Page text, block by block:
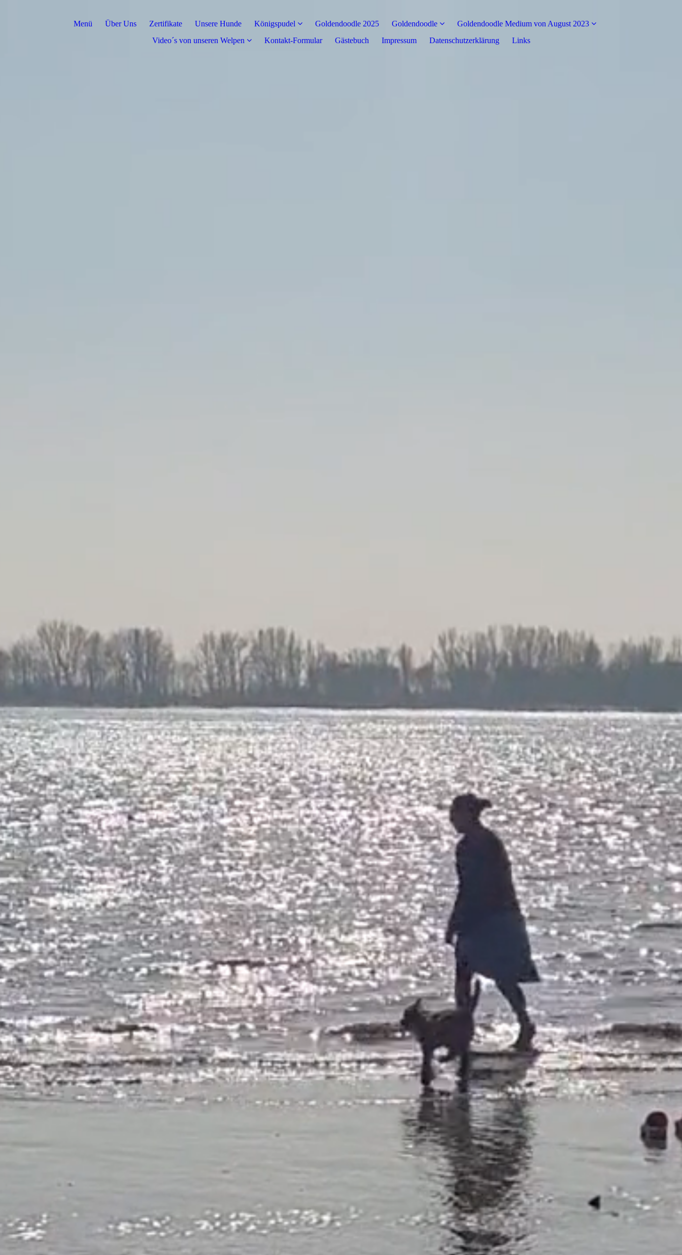
Menü Über Uns Zertifikate Unsere Hunde Königspudel Goldendoodle 2025 Goldendoodle
Goldendoodle Medium von August 2023
Video´s von unseren Welpen
Kontakt-Formular Gästebuch Impressum Datenschutzerklärung Links